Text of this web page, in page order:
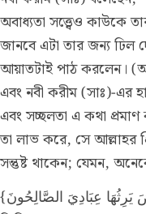
অবাধ্যতা সত্ত্বেও কাউকে
জানবে এটা তার জন্য ঢিল
আয়াতটাই পাঠ করলেন।
এবং নবী করীম (সাঃ)-এর
এবং সচ্ছলতা এ কথা
তা লাভ করে, সে আল্লাহর
সন্তুষ্ট থাকেন; যেমন,
{أَنَّ الْأَرْضَ يَرِثُهَا عِبَادِيَ الصَّالِحُونَ} (الأنبياء: ১০৫) আয়াতের